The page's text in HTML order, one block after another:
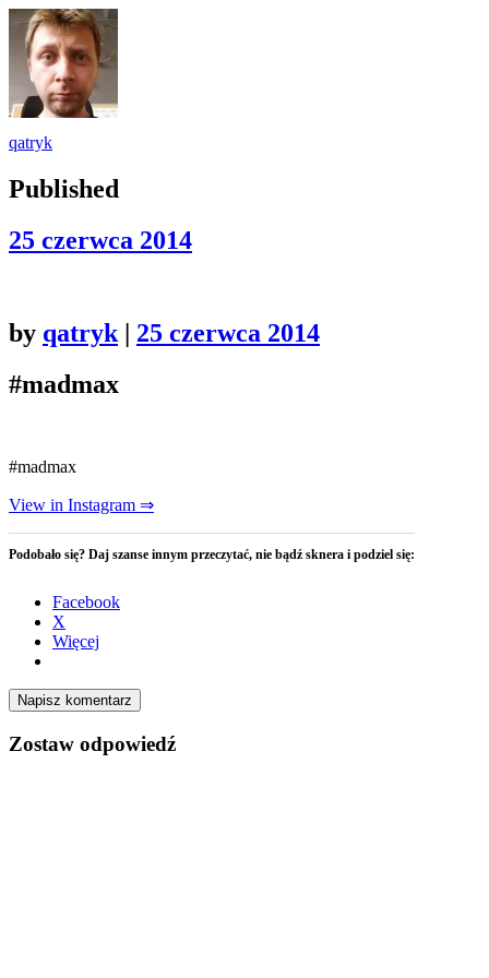
qatryk
Published
25 czerwca 2014
by qatryk | 25 czerwca 2014
#madmax
#madmax
View in Instagram ⇒
Podobało się? Daj szanse innym przeczytać, nie bądź sknera i podziel się:
Facebook
X
Więcej
Napisz komentarz
Zostaw odpowiedź